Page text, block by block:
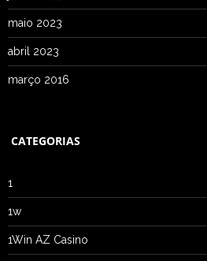
maio 2023
abril 2023
março 2016
CATEGORIAS
1
1w
1Win AZ Casino